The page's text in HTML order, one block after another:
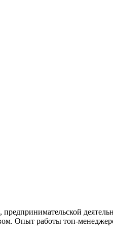
Опыт работы топ-